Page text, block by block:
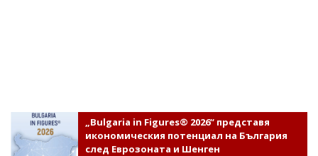
„Bulgaria in Figures® 2026“ представя
икономическия потенциал на България
след Еврозоната и Шенген